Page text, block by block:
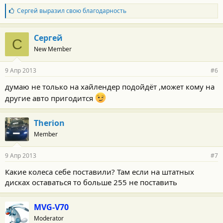
Б
л
а
г
о
д
а
н
с
т
:
Сергей выразил свою благодарность
С Сергей
New Member
9 Апр 2013 #6
думаю не только на хайлендер подойдёт ,может кому на
другие авто пригодится
Therion
Member
9 Апр 2013 #7
Какие колеса себе поставили? Там если на штатных
дисках оставаться то больше 255 не поставить
MVG-V70
Moderator